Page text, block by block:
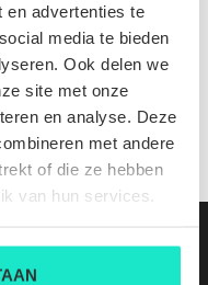
en advertenties te
media te bieden
Ook delen we
site met onze
en analyse. Deze
met andere
of die ze hebben
van hun services.